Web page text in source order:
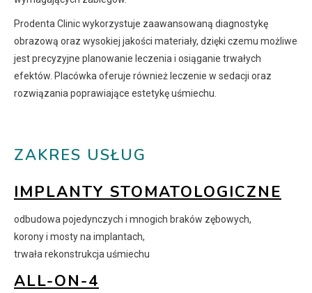
Prodenta Clinic wykorzystuje zaawansowaną diagnostykę
obrazową oraz wysokiej jakości materiały, dzięki czemu możliwe
jest precyzyjne planowanie leczenia i osiąganie trwałych
efektów. Placówka oferuje również leczenie w sedacji oraz
rozwiązania poprawiające estetykę uśmiechu.
ZAKRES USŁUG
IMPLANTY STOMATOLOGICZNE
odbudowa pojedynczych i mnogich braków zębowych,
korony i mosty na implantach,
trwała rekonstrukcja uśmiechu
ALL-ON-4